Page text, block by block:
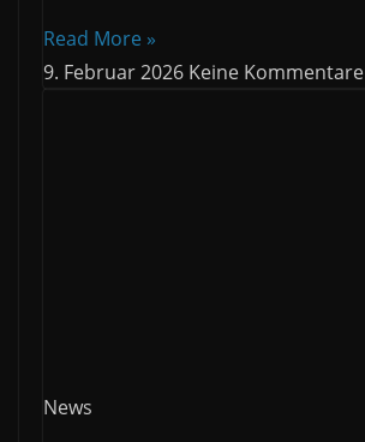
Read More »
9. Februar 2026 Keine Kommentare
News